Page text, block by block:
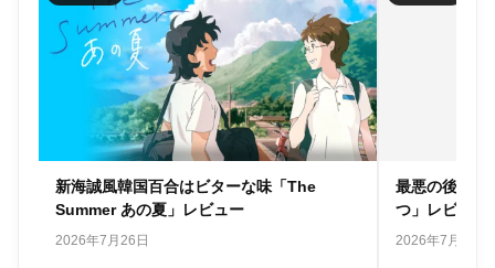
新海誠風韓国百合はビターな味「The
Summer あの夏」レビュー
2026年7月26日
最悪の後味「
つ」レビュー
2026年7月24日